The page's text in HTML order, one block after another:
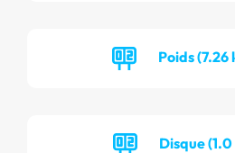
Poids (7.26
Disque